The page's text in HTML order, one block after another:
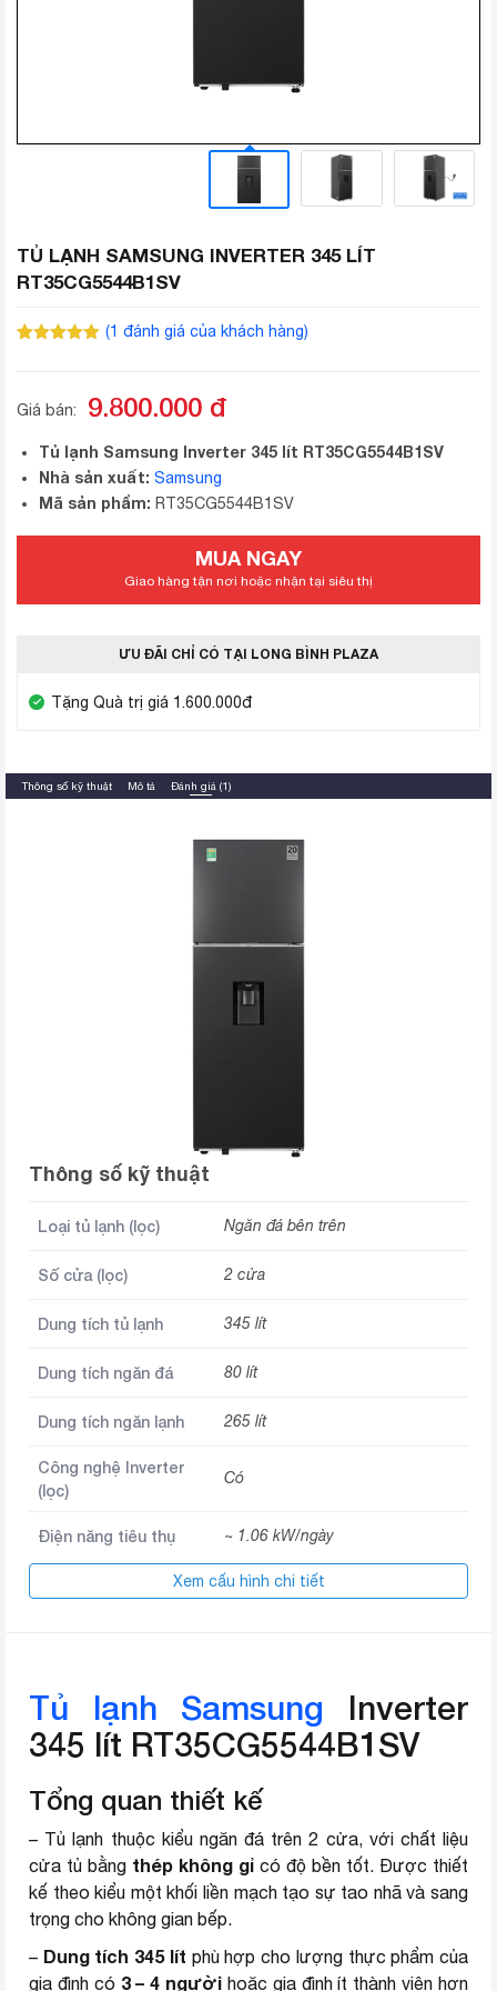
TỦ LẠNH SAMSUNG INVERTER 345 LÍT
RT35CG5544B1SV
(1 đánh giá của khách hàng)
Giá bán: 9.800.000 đ
Tủ lạnh Samsung Inverter 345 lít RT35CG5544B1SV
Nhà sản xuất: Samsung
Mã sản phẩm: RT35CG5544B1SV
MUA NGAY
Giao hàng tận nơi hoặc nhận tại siêu thị
ƯU ĐÃI CHỈ CÓ TẠI LONG BÌNH PLAZA
Tặng Quà trị giá 1.600.000đ
Thông số kỹ thuật Mô tả Đánh giá (1)
Thông số kỹ thuật
Loại tủ lạnh (lọc) Ngăn đá bên trên
Số cửa (lọc) 2 cửa
Dung tích tủ lạnh 345 lít
Dung tích ngăn đá 80 lít
Dung tích ngăn lạnh 265 lít
Công nghệ Inverter
(lọc)
Có
Điện năng tiêu thụ ~ 1.06 kW/ngày
Công nghệ All-around Cooling
Tiện ích
Hộp đá xoayTăng không gian lưu
trữ nhờ công nghệ SpaceMax
khuẩn
Công nghệ bảo quản
thực phẩm
Ngăn đông mềm linh hoạt
Optimal Fresh+
Chất liệu cửa tủ Thép không gỉ
Chất liệu khay Kính chịu lực
Xem cấu hình chi tiết
Tủ lạnh Samsung Inverter
345 lít RT35CG5544B1SV
Tổng quan thiết kế
– Tủ lạnh thuộc kiểu ngăn đá trên 2 cửa, với chất liệu
cửa tủ bằng thép không gỉ có độ bền tốt. Được thiết
kế theo kiểu một khối liền mạch tạo sự tao nhã và sang
trọng cho không gian bếp.
– Dung tích 345 lít phù hợp cho lượng thực phẩm của
gia đình có 3 – 4 người hoặc gia đình ít thành viên hơn